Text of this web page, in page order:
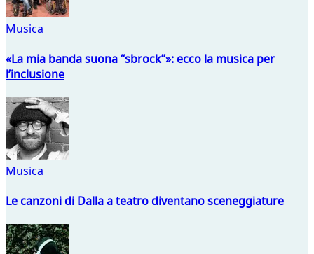
Musica
«La mia banda suona “sbrock”»: ecco la musica per
l’inclusione
Musica
Le canzoni di Dalla a teatro diventano sceneggiature